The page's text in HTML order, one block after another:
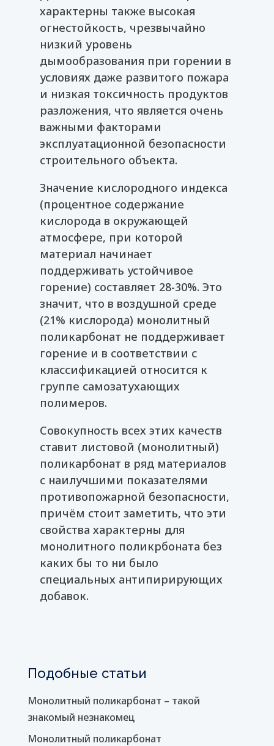
характерны также высокая
огнестойкость, чрезвычайно
низкий уровень
дымообразования при горении в
условиях даже развитого пожара
и низкая токсичность продуктов
разложения, что является очень
важными факторами
эксплуатационной безопасности
строительного объекта.
Значение кислородного индекса
(процентное содержание
кислорода в окружающей
атмосфере, при которой
материал начинает
поддерживать устойчивое
горение) составляет 28-30%. Это
значит, что в воздушной среде
(21% кислорода) монолитный
поликарбонат не поддерживает
горение и в соответствии с
классификацией относится к
группе самозатухающих
полимеров.
Совокупность всех этих качеств
ставит листовой (монолитный)
поликарбонат в ряд материалов
с наилучшими показателями
противопожарной безопасности,
причём стоит заметить, что эти
свойства характерны для
монолитного поликрбоната без
каких бы то ни было
специальных антипирирующих
добавок.
Подобные статьи
Монолитный поликарбонат – такой
знакомый незнакомец
Монолитный поликарбонат